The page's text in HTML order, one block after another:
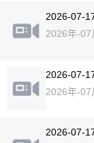
2026-07-
2026年-07
2026-07-
2026年-07
2026-07-